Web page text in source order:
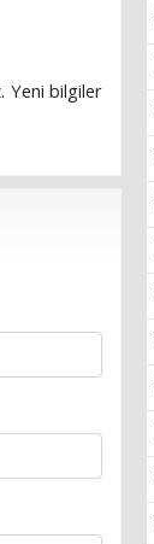
Yeni bilgiler